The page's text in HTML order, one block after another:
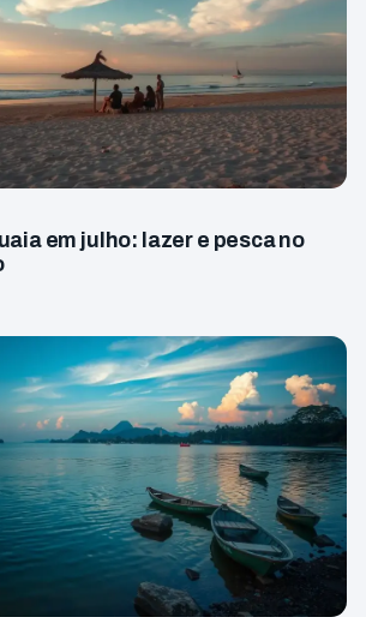
em julho: lazer e pesca no